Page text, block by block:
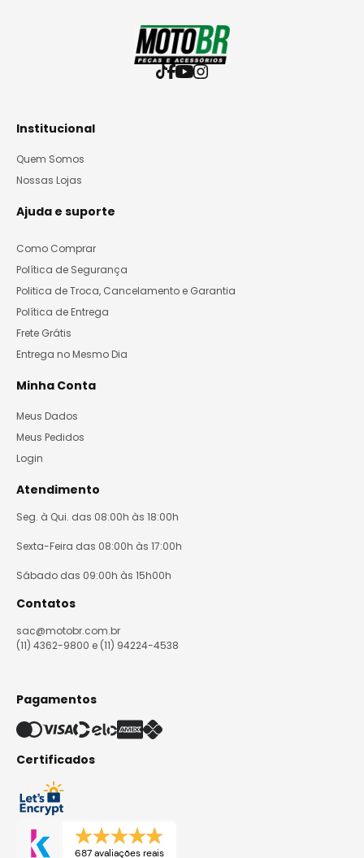
Institucional
Quem Somos
Nossas Lojas
Ajuda e suporte
Como Comprar
Política de Segurança
Politica de Troca, Cancelamento e Garantia
Política de Entrega
Frete Grátis
Entrega no Mesmo Dia
Minha Conta
Meus Dados
Meus Pedidos
Login
Atendimento
Seg. à Qui. das 08:00h às 18:00h
Sexta-Feira das 08:00h às 17:00h
Sábado das 09:00h às 15h00h
Contatos
sac@motobr.com.br
(11) 4362-9800 e (11) 94224-4538
Pagamentos
Certificados
687 avaliações reais